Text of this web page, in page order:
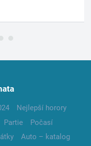
Nejlepší horory
Partie
Počasí
Auto – katalog